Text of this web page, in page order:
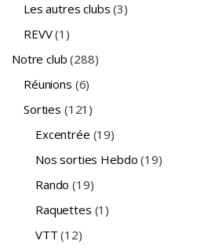
Les autres clubs (3)
REVV(1)
Notre club (288)
Réunions (6)
Sorties (121)
Excentrée (19)
Nos sorties Hebdo (19)
Rando (19)
Raquettes (1)
VTT (12)